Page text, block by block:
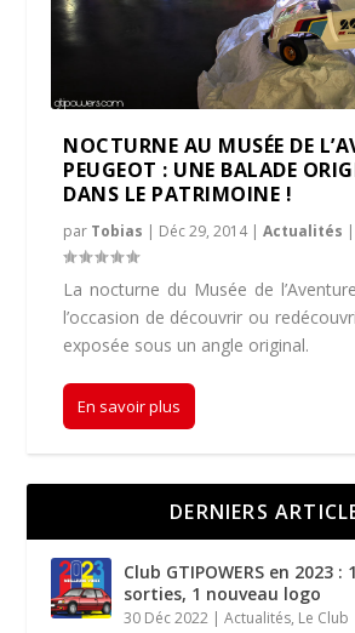
NOCTURNE AU MUSÉE DE
PEUGEOT : UNE BALADE
DANS LE PATRIMOINE !
par Tobias | Déc 29, 2014|Actualités |
La nocturne du Musée de
l’occasion de découvrir ou
exposée sous un angle original.
En savoir plus
DERNIERS
Club GTIPOWERS en 2023 :
sorties, 1 nouveau logo
30 Déc 2022 |Actualités, Le Club